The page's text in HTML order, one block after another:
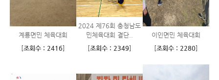
계룡면민 체육대회
[조회수 : 2416]
2024 제76회 충청남도
민체육대회 결단..
[조회수 : 2349]
이인면민 체육대회
[조회수 : 2280]